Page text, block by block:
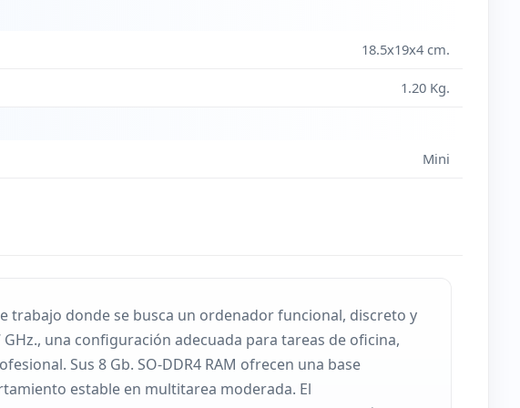
15€)
18.5x19x4 cm.
1.20 Kg.
Mini
trabajo donde se busca un ordenador funcional, discreto y
una configuración adecuada para tareas de oficina,
Sus 8 Gb. SO-DDR4 RAM ofrecen una base
estable en multitarea moderada. El